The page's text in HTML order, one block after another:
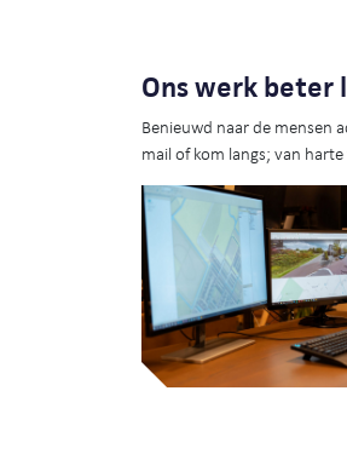
Ons werk beter
Benieuwd naar de mensen
mail of kom langs; van